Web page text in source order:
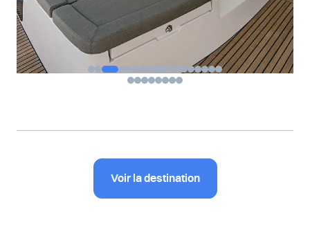
Voir la destination